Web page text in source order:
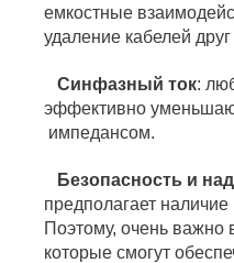
емкостные
удаление кабелей друг
Синфазный ток:
эффективно
импедансом.
Безопасность и
предполагает
Поэтому, очень важно
которые смогут